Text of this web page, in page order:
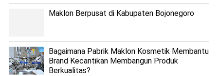
Maklon Berpusat di Kabupaten Bojonegoro
Bagaimana Pabrik Maklon Kosmetik Membantu
Brand Kecantikan Membangun Produk
Berkualitas?